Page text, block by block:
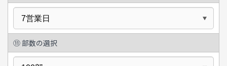
⑪ 部数の選択